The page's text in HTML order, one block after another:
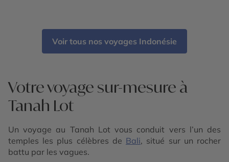
Voir tous nos voyages Indonésie
Votre voyage sur-mesure à
Tanah Lot
Un voyage au Tanah Lot vous conduit vers l’un des
temples les plus célèbres de Bali, situé sur un rocher
battu par les vagues.